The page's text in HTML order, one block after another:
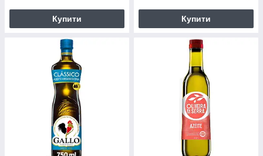
Купити Купити